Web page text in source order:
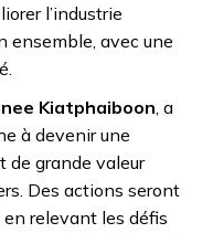
l’industrie
ensemble, avec une
Kiatphaiboon, a
à devenir une
de grande valeur
Des actions seront
relevant les défis